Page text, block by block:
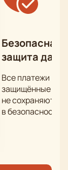
Безопасная
защита
Все платежи
защищённые
не сохраняются
в безопасности.